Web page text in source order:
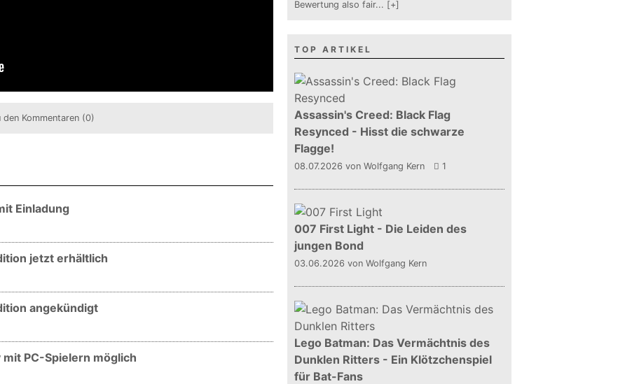
den Kommentaren (0)
Einladung
jetzt erhältlich
angekündigt
PC-Spielern möglich
Bewertung also fair... [+]
TOP ARTIKEL
Assassin's Creed: Black Flag
Resynced - Hisst die schwarze
Flagge!
08.07.2026 von Wolfgang Kern 1
007 First Light - Die Leiden des
jungen Bond
03.06.2026 von Wolfgang Kern
Lego Batman: Das Vermächtnis des
Dunklen Ritters - Ein Klötzchenspiel
für Bat-Fans